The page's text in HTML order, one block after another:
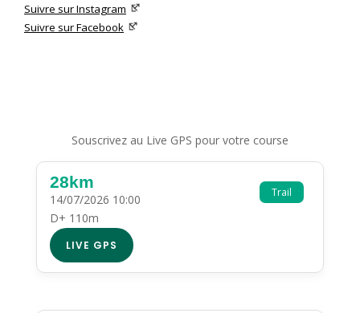
Suivre sur Instagram
Suivre sur Facebook
Souscrivez au Live GPS pour votre course
Trail
28km
14/07/2026 10:00
D+ 110m
LIVE GPS